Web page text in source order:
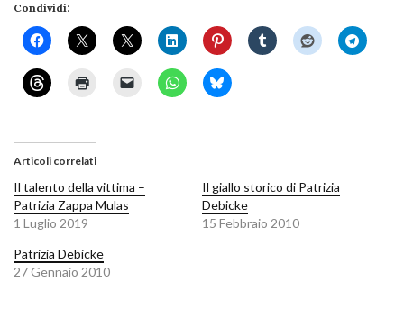
Condividi:
Articoli correlati
Il talento della vittima –
Patrizia Zappa Mulas
1 Luglio 2019
Il giallo storico di Patrizia
Debicke
15 Febbraio 2010
Patrizia Debicke
27 Gennaio 2010